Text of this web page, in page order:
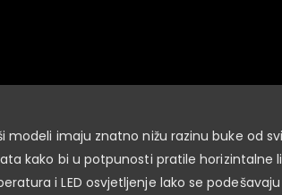
modeli imaju znatno nižu razinu buke od
kako bi u potpunosti pratile
i LED osvjetljenje lako se